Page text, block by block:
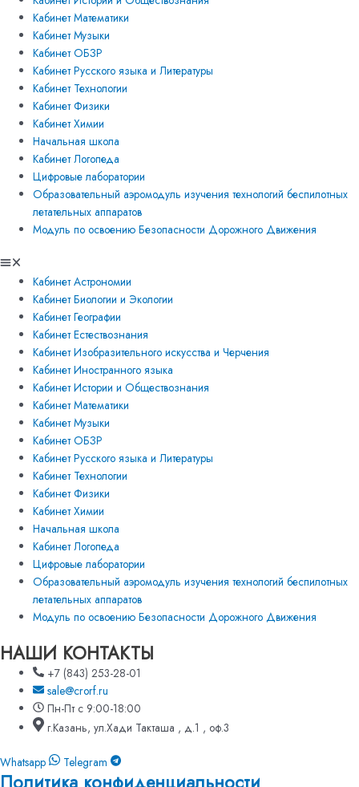
Кабинет Математики
Кабинет Музыки
Кабинет ОБЗР
Кабинет Русского языка и Литературы
Кабинет Технологии
Кабинет Физики
Кабинет Химии
Начальная школа
Кабинет Логопеда
Цифровые лаборатории
Образовательный аэромодуль изучения технологий беспилотных
летательных аппаратов
Модуль по освоению Безопасности Дорожного Движения
Кабинет Астрономии
Кабинет Биологии и Экологии
Кабинет Географии
Кабинет Естествознания
Кабинет Изобразительного искусства и Черчения
Кабинет Иностранного языка
Кабинет Истории и Обществознания
Кабинет Математики
Кабинет Музыки
Кабинет ОБЗР
Кабинет Русского языка и Литературы
Кабинет Технологии
Кабинет Физики
Кабинет Химии
Начальная школа
Кабинет Логопеда
Цифровые лаборатории
Образовательный аэромодуль изучения технологий беспилотных
летательных аппаратов
Модуль по освоению Безопасности Дорожного Движения
НАШИ КОНТАКТЫ
+7 (843) 253-28-01
sale@crorf.ru
Пн-Пт с 9:00-18:00
г.Казань, ул.Хади Такташа , д.1 , оф.3
Whatsapp Telegram